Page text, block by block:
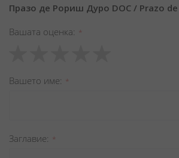
Празо де Рориш Дуро DOC / Prazo
Вашата оценка
star
stars
stars
stars
stars
Вашето име
Заглавиe